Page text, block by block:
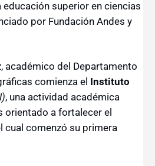
superior en ciencias
por Fundación Andes y
académico del Departamento
comienza el Instituto
, una actividad académica
a fortalecer el
cual comenzó su primera